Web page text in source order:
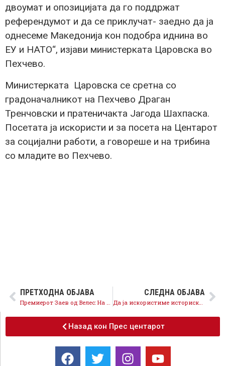
двоумат и опозицијата да го поддржат
референдумот и да се приклучат- заедно да ја
однесеме Македонија кон подобра иднина во
ЕУ и НАТО“, изјави министерката Царовска во
Пехчево.
Министерката Царовска се сретна со
градоначалникот на Пехчево Драган
Тренчовски и пратеничакта Јагода Шахпаска.
Посетата ја искористи и за посета на Центарот
за социјални работи, а говореше и на трибина
со младите во Пехчево.
ПРЕТХОДНА ОБЈАВА СЛЕДНА ОБЈАВА
Да ја искористиме историската шанса за да ја обезбедиме иднината, да гласаме ЗА европска Македонија
Назад кон Прес центарот